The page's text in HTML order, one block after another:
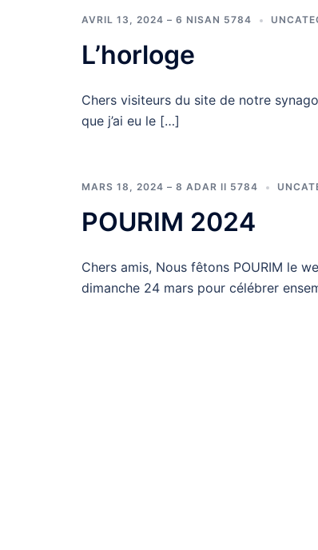
AVRIL 13, 2024 – 6 NISAN 5784
L’horloge
Chers visiteurs du site de notre
que j’ai eu le […]
MARS 18, 2024 – 8 ADAR II 5784
POURIM 2024
Chers amis, Nous fêtons POURIM le
dimanche 24 mars pour célébrer